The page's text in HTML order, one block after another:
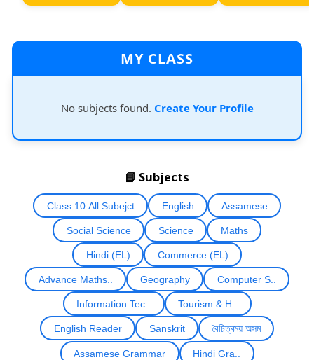
MY CLASS
No subjects found. Create Your Profile
📘 Subjects
Class 10 All Subejct English Assamese
Social Science Science Maths
Hindi (EL) Commerce (EL)
Advance Maths.. Geography Computer S..
Information Tec.. Tourism & H..
English Reader Sanskrit বৈচিত্ৰময় অসম
Assamese Grammar Hindi Gra..